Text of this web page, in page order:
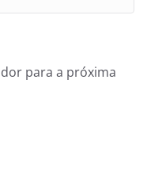
para a próxima